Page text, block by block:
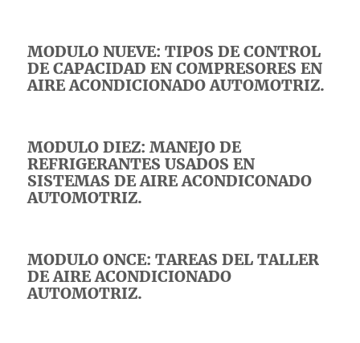
MODULO NUEVE: TIPOS DE CONTROL
DE CAPACIDAD EN COMPRESORES EN
AIRE ACONDICIONADO AUTOMOTRIZ.
MODULO DIEZ: MANEJO DE
REFRIGERANTES USADOS EN
SISTEMAS DE AIRE ACONDICONADO
AUTOMOTRIZ.
MODULO ONCE: TAREAS DEL TALLER
DE AIRE ACONDICIONADO
AUTOMOTRIZ.